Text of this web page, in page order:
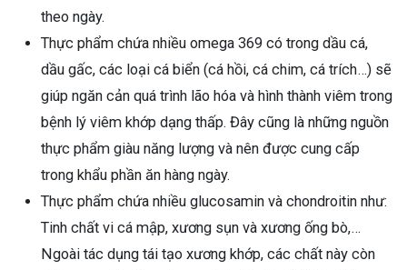
theo ngày.
Thực phẩm chứa nhiều omega 369 có trong dầu cá,
dầu gấc, các loại cá biển (cá hồi, cá chim, cá trích…) sẽ
giúp ngăn cản quá trình lão hóa và hình thành viêm trong
bệnh lý viêm khớp dạng thấp. Đây cũng là những nguồn
thực phẩm giàu năng lượng và nên được cung cấp
trong khẩu phần ăn hàng ngày.
Thực phẩm chứa nhiều glucosamin và chondroitin như:
Tinh chất vi cá mập, xương sụn và xương ống bò,…
Ngoài tác dụng tái tạo xương khớp, các chất này còn